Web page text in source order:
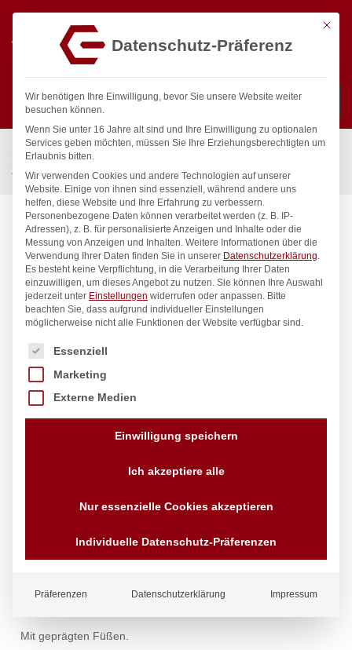
Suchen
Start / Gastronomiebedarf & Gastro Geräte für Profis
Zubehör
Auslageplatte, HENDI, 240x170mm
Auslageplatte, HENDI, 240x170mm
exkl. MwSt.
Versandkosten
Status:
Mit geprägten Füßen.
Mit
Datenschutz-Präferenz
Wir benötigen Ihre Einwilligung, bevor Sie unsere Website weiter
besuchen können.
Wenn Sie unter 16 Jahre alt sind und Ihre Einwilligung zu optionalen
Services geben möchten, müssen Sie Ihre Erziehungsberechtigten um
Erlaubnis bitten.
Wir verwenden Cookies und andere Technologien auf unserer
Website. Einige von ihnen sind essenziell, während andere uns
helfen, diese Website und Ihre Erfahrung zu verbessern.
Personenbezogene Daten können verarbeitet werden (z. B. IP-
Adressen), z. B. für personalisierte Anzeigen und Inhalte oder die
Messung von Anzeigen und Inhalten. Weitere Informationen über die
Verwendung Ihrer Daten finden Sie in unserer Datenschutzerklärung.
Es besteht keine Verpflichtung, in die Verarbeitung Ihrer Daten
einzuwilligen, um dieses Angebot zu nutzen. Sie können Ihre Auswahl
jederzeit unter Einstellungen widerrufen oder anpassen. Bitte
beachten Sie, dass aufgrund individueller Einstellungen
möglicherweise nicht alle Funktionen der Website verfügbar sind.
Es folgt eine Liste der Service-Gruppen, für die eine
Essenziell
Marketing
Externe Medien
Einwilligung speichern
Ich akzeptiere alle
Nur essenzielle Cookies akzeptieren
Individuelle Datenschutz-Präferenzen
Präferenzen Datenschutzerklärung Impressum